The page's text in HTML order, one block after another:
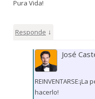
Pura Vida!
Responde ↓
José
hacerlo!